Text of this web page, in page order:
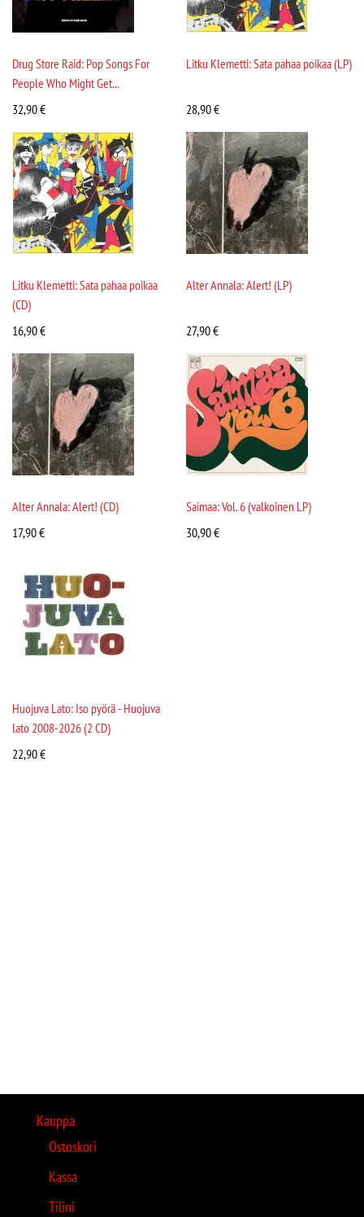
Drug Store Raid: Pop Songs For
People Who Might Get...
32,90€
Litku Klemetti: Sata pahaa poikaa (LP)
28,90€
Litku Klemetti: Sata pahaa poikaa
(CD)
16,90€
Alter Annala: Alert! (LP)
27,90€
Alter Annala: Alert! (CD)
17,90€
Saimaa: Vol. 6 (valkoinen LP)
30,90€
Huojuva Lato: Iso pyörä - Huojuva
lato 2008-2026 (2 CD)
22,90€
Kauppa
Ostoskori
Kassa
Tilini